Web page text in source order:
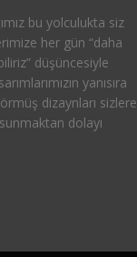
bu yolculukta siz
her gün “daha
düşüncesiyle
yanısıra
dizaynları sizlere
dolayı